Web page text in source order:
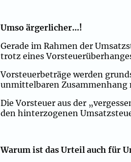
Umso ärgerlicher…!
Gerade im Rahmen der
trotz eines
Vorsteuerbeträge werden
unmittelbaren
Die Vorsteuer aus der
den hinterzogenen
Warum ist das Urteil auch für